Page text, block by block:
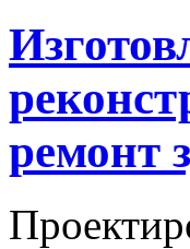
ремонт